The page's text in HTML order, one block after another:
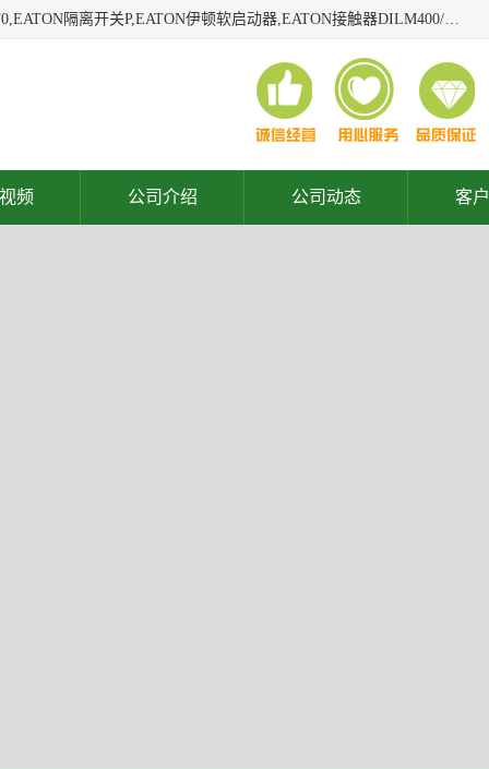
广东泓威电气设备有限公司是一家专业从事EATON凸轮开关T0,EATON隔离开关P,EATON伊顿软启动器,EATON接触器DILM400/22,ETN隔离开关P1-32/EA/SVB,凸轮开关T0-2-1/EA/SVB,伊顿软启动器S811+V42N3SP等品牌的电气自动化产品代理经销商。
频 公司介绍 公司动态 客